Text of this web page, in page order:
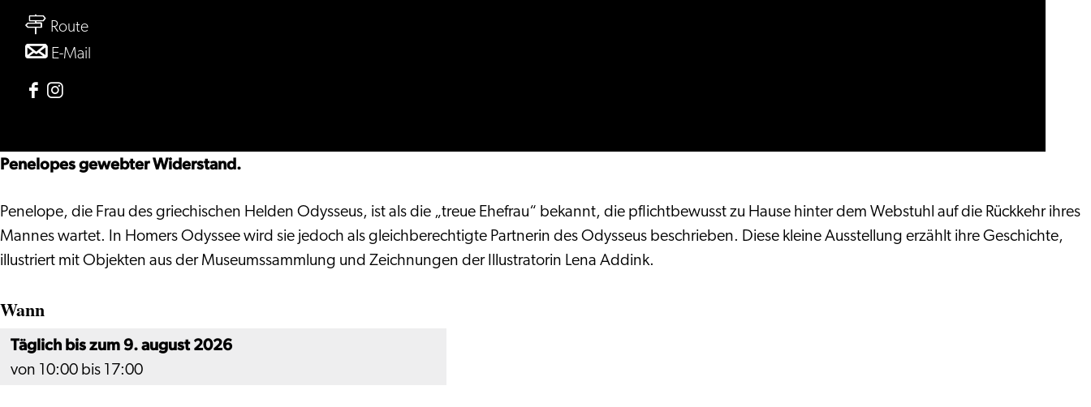
Routebis
Widerspenstig
E-Mail
Facebook
Instagram
Penelopes gewebter Widerstand.
Penelope, die Frau des griechischen Helden Odysseus, ist als die „treue Ehefrau“ bekannt, die pflichtbewusst zu Hause hinter dem Webstuhl auf die Rückkehr ihres
Mannes wartet. In Homers Odyssee wird sie jedoch als gleichberechtigte Partnerin des Odysseus beschrieben. Diese kleine Ausstellung erzählt ihre Geschichte,
illustriert mit Objekten aus der Museumssammlung und Zeichnungen der Illustratorin Lena Addink.
Wann
Täglich bis zum 9. august 2026
von 10:00 bis 17:00